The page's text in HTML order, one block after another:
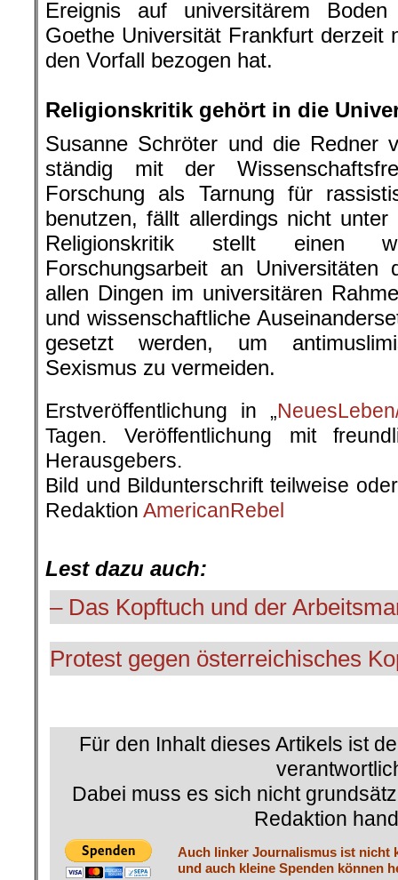
Ereignis auf universitärem
Goethe Universität Frankfurt derzeit
den Vorfall bezogen hat.
Religionskritik gehört in die
Susanne Schröter und die Redner
ständig mit der
Forschung als Tarnung für
benutzen, fällt allerdings nicht
Religionskritik stellt einen
Forschungsarbeit an
allen Dingen im universitären
und wissenschaftliche
gesetzt werden, um
Sexismus zu vermeiden.
Erstveröffentlichung in „
Tagen. Veröffentlichung mit
Herausgebers.
Bild und Bildunterschrift teilweise
Redaktion AmericanRebel
Lest dazu auch:
– Das Kopftuch und der
Protest gegen österreichisches
Für den Inhalt dieses Artikels ist
Dabei muss es sich nicht
Redaktion
Auch linker Journalismus ist nicht
und auch kleine Spenden können